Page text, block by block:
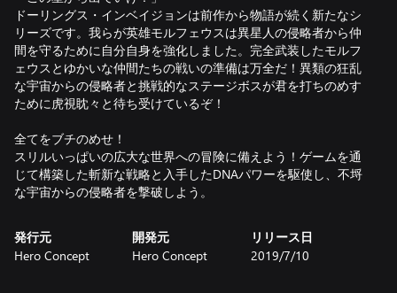
ドーリングス・インベイジョンは前作から物語が続く新たなシ
リーズです。我らが英雄モルフェウスは異星人の侵略者から仲
間を守るために自分自身を強化しました。完全武装したモルフ
ェウスとゆかいな仲間たちの戦いの準備は万全だ！異類の狂乱
な宇宙からの侵略者と挑戦的なステージボスが君を打ちのめす
ために虎視眈々と待ち受けているぞ！
全てをブチのめせ！
スリルいっぱいの広大な世界への冒険に備えよう！ゲームを通
じて構築した斬新な戦略と入手したDNAパワーを駆使し、不埒
な宇宙からの侵略者を撃破しよう。
発行元
Hero Concept
開発元
Hero Concept
リリース日
2019/7/10